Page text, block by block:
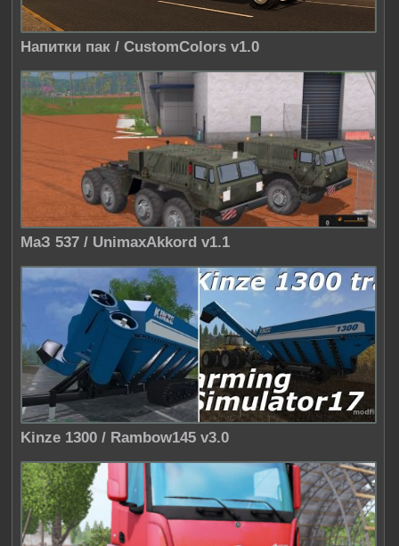
Напитки пак / CustomColors v1.0
МаЗ 537 / UnimaxAkkord v1.1
Kinze 1300 / Rambow145 v3.0